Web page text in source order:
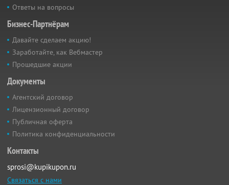
Ответы на вопросы
Бизнес-Партнёрам
Давайте сделаем акцию!
Заработайте, как Вебмастер
Прошедшие акции
Документы
Агентский договор
Лицензионный договор
Публичная оферта
Политика конфиденциальности
Контакты
sprosi@kupikupon.ru
Связаться с нами